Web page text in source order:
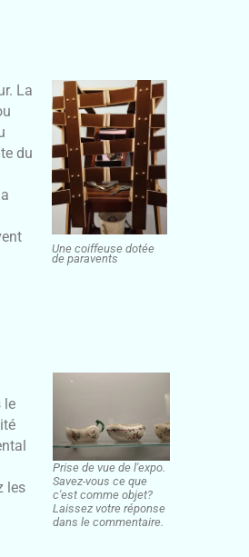
La
du
Une coiffeuse dotée
de paravents
le
les
Prise de vue de l'expo.
Savez-vous ce que
c'est comme objet?
Laissez votre réponse
dans le commentaire.